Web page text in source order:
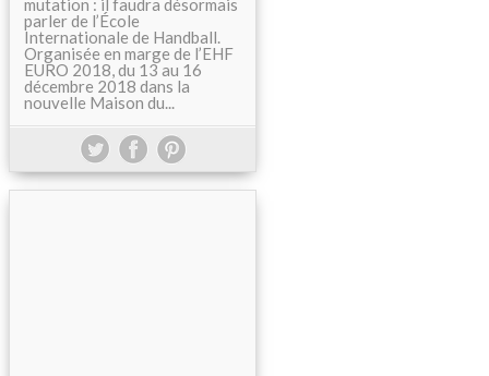
mutation : il faudra désormais
parler de l’École
Internationale de Handball.
Organisée en marge de l’EHF
EURO 2018, du 13 au 16
décembre 2018 dans la
nouvelle Maison du...